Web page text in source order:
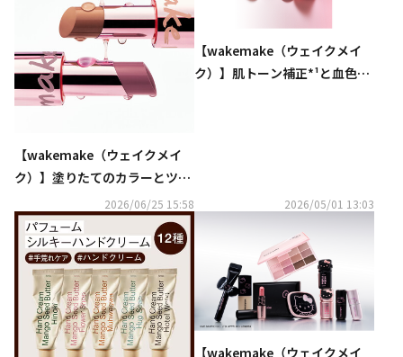
【wakemake（ウェイクメイ
ク）】塗りたてのカラーとツヤ
が、唇に長時間ピタッと密着す
る「ラスティンググロウスティ
ック」を7月1日（水）発売！
2026/06/25 15:58
【wakemake（ウェイクメイ
ク）】肌トーン補正*¹と血色感
2026/05/01 13:03
【wakemake（ウェイクメイ